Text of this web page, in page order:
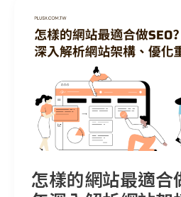
怎樣的網站最適合